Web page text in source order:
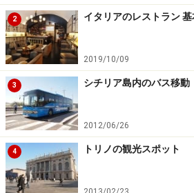
もちろんWifi完備
ナポリ旧市街、1600年代前半の歴
ます。重厚な扉を開けて入った内
ク。こじんまりと落ち着いた雰囲
数の少ないB&Bだけに、温かいもて
ナポリ市街のほぼ中心に位置し、
り、コルソ・ウンベルト通りから
2 イタリアのレストラン
2019/10/09
3 シチリア島内のバス移動
2012/06/26
4 トリノの観光スポット